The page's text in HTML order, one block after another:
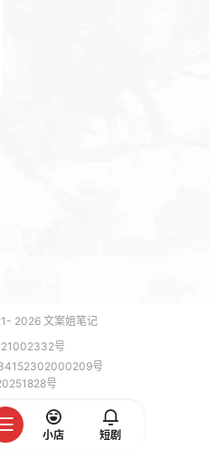
2026文案姐笔记
号
号
号
耗 0.1913 焦耳
小店 短剧